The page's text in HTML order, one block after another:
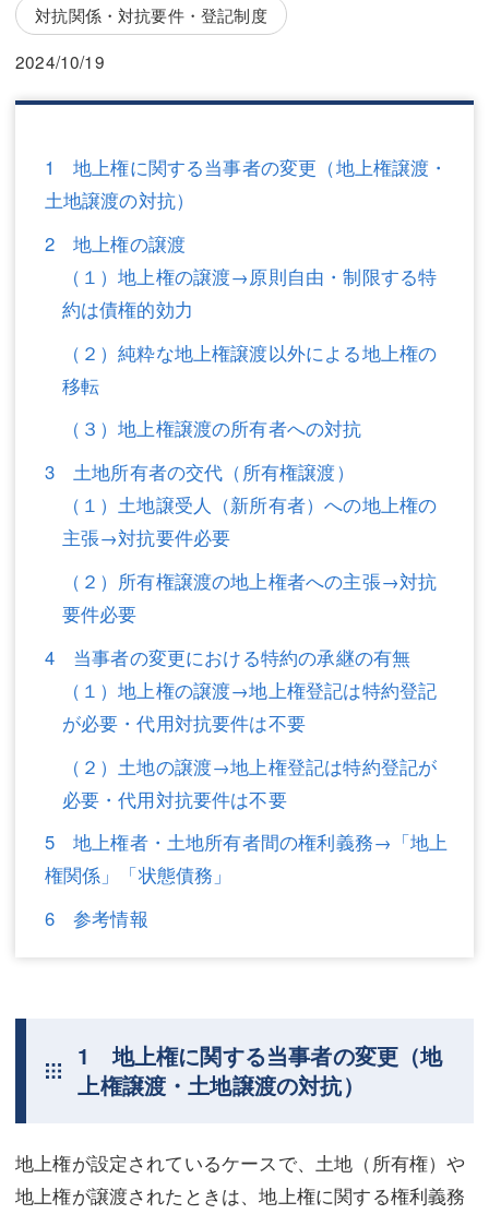
吉元 優仁
不動産
相続・遺言
離婚（夫婦間トラブル）
企業法務
労働問題（解雇，残業等）
不動産登記
商業登記
調査・書面作成
マスコミ取材・実績
アクセス
東京事務所 (新宿・四谷)
川口事務所（埼玉県川口市）
吉元 優仁
相続・遺言
離婚（夫婦間トラブル）
企業法務
労働問題（解雇，残業等）
刑事弁護
商業登記
調査・書面作成
債務整理
アクセス
東京事務所 (新宿・四谷)
埼玉事務所 (さいたま市)
お問い合せフォーム
対抗関係・対抗要件・登記制度
2024/10/19
1 地上権に関する当事者の変更（地上権譲渡・
土地譲渡の対抗）
2 地上権の譲渡
（１）地上権の譲渡→原則自由・制限する特
約は債権的効力
（２）純粋な地上権譲渡以外による地上権の
移転
（３）地上権譲渡の所有者への対抗
3 土地所有者の交代（所有権譲渡）
（１）土地譲受人（新所有者）への地上権の
主張→対抗要件必要
（２）所有権譲渡の地上権者への主張→対抗
要件必要
4 当事者の変更における特約の承継の有無
（１）地上権の譲渡→地上権登記は特約登記
が必要・代用対抗要件は不要
（２）土地の譲渡→地上権登記は特約登記が
必要・代用対抗要件は不要
5 地上権者・土地所有者間の権利義務→「地上
権関係」「状態債務」
6 参考情報
1 地上権に関する当事者の変更（地
上権譲渡・土地譲渡の対抗）
地上権が設定されているケースで、土地（所有権）や
地上権が譲渡されたときは、地上権に関する権利義務